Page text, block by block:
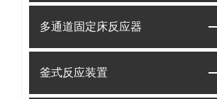
多通道固定床反应器
釜式反应装置